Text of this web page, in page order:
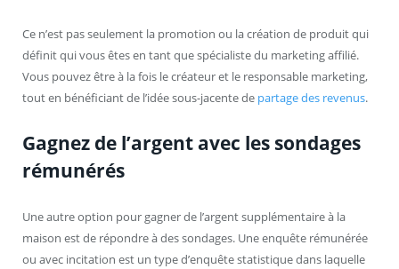
Ce n’est pas seulement la promotion ou la création de produit qui
définit qui vous êtes en tant que spécialiste du marketing affilié.
Vous pouvez être à la fois le créateur et le responsable marketing,
tout en bénéficiant de l’idée sous-jacente de partage des revenus.
Gagnez de l’argent avec les sondages
rémunérés
Une autre option pour gagner de l’argent supplémentaire à la
maison est de répondre à des sondages. Une enquête rémunérée
ou avec incitation est un type d’enquête statistique dans laquelle